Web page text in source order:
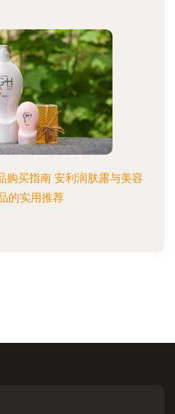
购买指南 安利润肤露与美容
的实用推荐